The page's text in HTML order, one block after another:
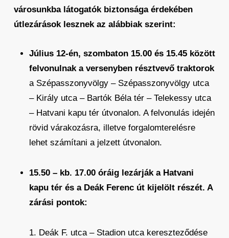
városunkba látogatók biztonsága érdekében
útlezárások lesznek az alábbiak szerint:
Július 12-én, szombaton 15.00 és 15.45 között
felvonulnak a versenyben résztvevő traktorok
a Szépasszonyvölgy – Szépasszonyvölgy utca
– Király utca – Bartók Béla tér – Telekessy utca
– Hatvani kapu tér útvonalon. A felvonulás idején
rövid várakozásra, illetve forgalomterelésre
lehet számítani a jelzett útvonalon.
15.50 – kb. 17.00 óráig lezárják a Hatvani
kapu tér és a Deák Ferenc út kijelölt részét. A
zárási pontok:
1. Deák F. utca – Stadion utca kereszteződése